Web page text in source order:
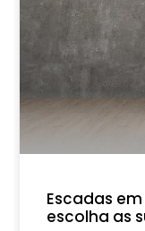
Escadas
escolha as